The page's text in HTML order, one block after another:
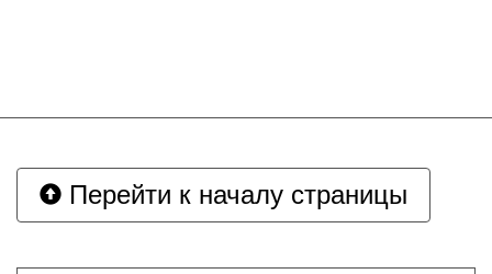
Перейти к началу страницы